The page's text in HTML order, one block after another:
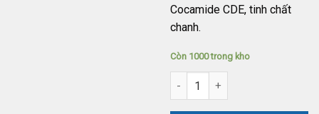
Cocamide CDE, tinh chất
chanh.
Còn 1000 trong kho
Nước rửa chén thảo dược